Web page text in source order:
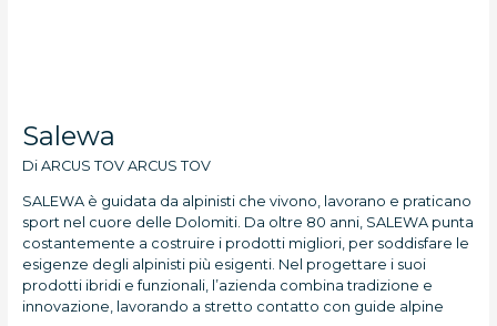
Salewa
Di ARCUS TOV ARCUS TOV
SALEWA è guidata da alpinisti che vivono, lavorano e praticano
sport nel cuore delle Dolomiti. Da oltre 80 anni, SALEWA punta
costantemente a costruire i prodotti migliori, per soddisfare le
esigenze degli alpinisti più esigenti. Nel progettare i suoi
prodotti ibridi e funzionali, l’azienda combina tradizione e
innovazione, lavorando a stretto contatto con guide alpine